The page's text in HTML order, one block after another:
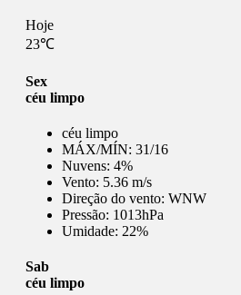
Hoje
23℃
Sex
céu limpo
céu limpo
MÁX/MÍN: 31/16
Nuvens: 4%
Vento: 5.36 m/s
Direção do vento: WNW
Pressão: 1013hPa
Umidade: 22%
Sab
céu limpo